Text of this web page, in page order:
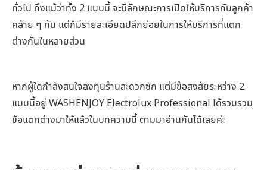
ทั่วไป ถึงแม้ว่าทั้ง 2 แบบนี้ จะมีลักษณะการเปิดให้บริการกับลูกค้า
คล้าย ๆ กัน แต่ก็มีรายละเอียดปลีกย่อยในการให้บริการที่แตก
ต่างกันในหลายส่วน
หากผู้ใดกำลังสนใจลงทุนร้านสะดวกซัก แต่มีข้อสงสัยระหว่าง 2
แบบนี้อยู่ WASHENJOY Electrolux Professional ได้รวบรวม
ข้อแตกต่างมาให้แล้วในบทความนี้ ตามมาอ่านกันได้เลยค่ะ